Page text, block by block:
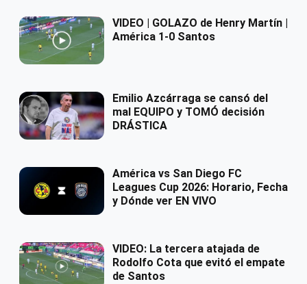
VIDEO | GOLAZO de Henry Martín |
América 1-0 Santos
Emilio Azcárraga se cansó del
mal EQUIPO y TOMÓ decisión
DRÁSTICA
América vs San Diego FC
Leagues Cup 2026: Horario, Fecha
y Dónde ver EN VIVO
VIDEO: La tercera atajada de
Rodolfo Cota que evitó el empate
de Santos